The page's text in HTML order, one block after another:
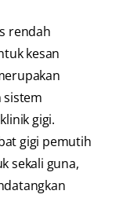
rendah
kesan
sistem
gigi.
gigi pemutih
sekali guna,